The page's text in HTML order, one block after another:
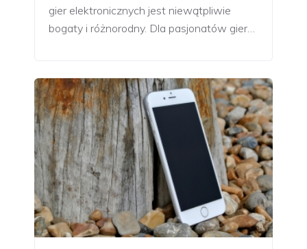
gier elektronicznych jest niewątpliwie
bogaty i różnorodny. Dla pasjonatów gier…